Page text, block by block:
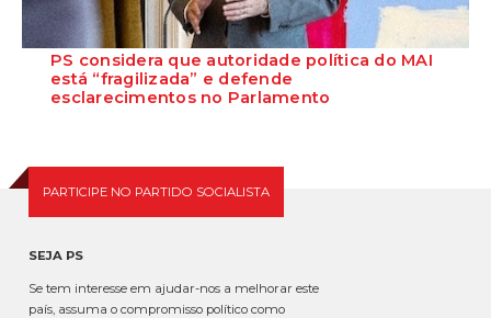
PS considera que autoridade política do MAI
está “fragilizada” e defende
esclarecimentos no Parlamento
PARTICIPE NO PARTIDO SOCIALISTA
SEJA PS
Se tem interesse em ajudar-nos a melhorar este
país, assuma o compromisso político como